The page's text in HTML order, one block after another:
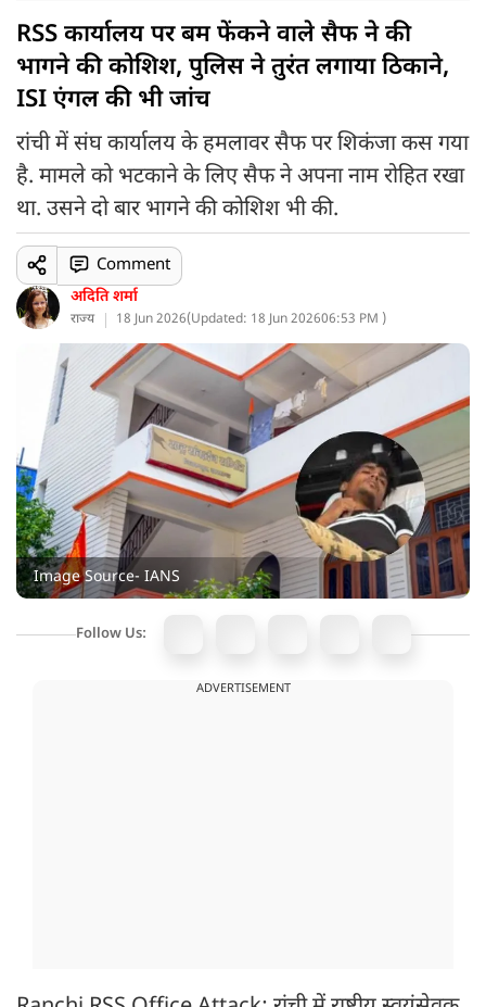
RSS कार्यालय पर बम फेंकने वाले सैफ ने की
भागने की कोशिश, पुलिस ने तुरंत लगाया ठिकाने,
ISI एंगल की भी जांच
रांची में संघ कार्यालय के हमलावर सैफ पर शिकंजा कस गया
है. मामले को भटकाने के लिए सैफ ने अपना नाम रोहित रखा
था. उसने दो बार भागने की कोशिश भी की.
अदिति शर्मा
राज्य 18 Jun 2026(Updated: 18 Jun 202606:53 PM )
Comment
Image Source- IANS
Follow Us:
ADVERTISEMENT